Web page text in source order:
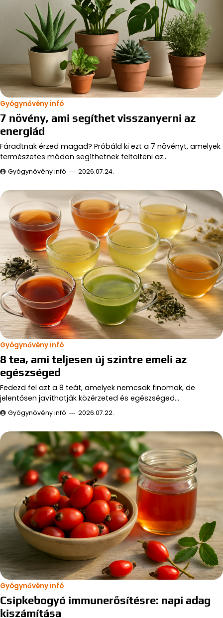
Gyógynővény infó
7 növény, ami segíthet visszanyerni az
energiád
Fáradtnak érzed magad? Próbáld ki ezt a 7 növényt, amelyek
természetes módon segíthetnek feltölteni az…
Gyógynövény infó 2026.07.24.
Gyógynővény infó
8 tea, ami teljesen új szintre emeli az
egészséged
Fedezd fel azt a 8 teát, amelyek nemcsak finomak, de
jelentősen javíthatják közérzeted és egészséged…
Gyógynövény infó 2026.07.22.
Gyógynővény infó
Csipkebogyó immunerősítésre: napi adag
kiszámítása